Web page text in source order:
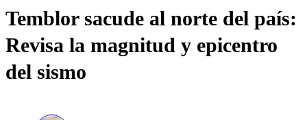
Temblor sacude al norte del país:
Revisa la magnitud y epicentro
del sismo